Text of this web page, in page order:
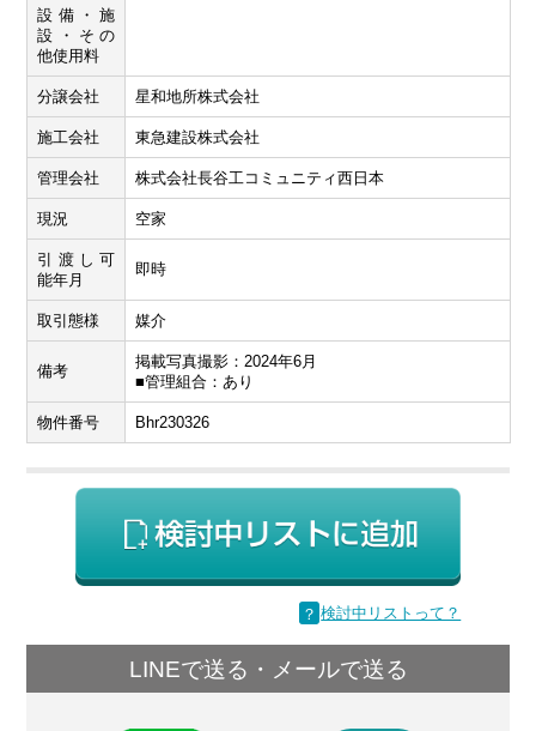
設備・施
設・その
他使用料
分譲会社 星和地所株式会社
施工会社 東急建設株式会社
管理会社 株式会社長谷工コミュニティ西日本
現況 空家
引渡し可
能年月
即時
取引態様 媒介
備考
掲載写真撮影：2024年6月
■管理組合：あり
物件番号 Bhr230326
？ 検討中リストって？
LINEで送る・メールで送る